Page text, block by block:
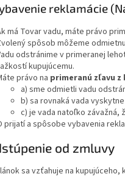
reklamácie
má Tovar vadu, máte právo
spôsob môžeme
odstránime v primeranej
kupujúcemu.
právo na primeranú zľavu z
a) sme odmietli vadu
b) sa rovnaká vada
c) je vada natoľko závažná,
prijatí a spôsobe vybavenia
od zmluvy
sa vzťahuje na